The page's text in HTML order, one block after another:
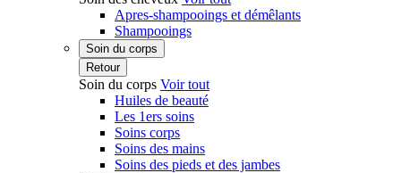
Apres-shampooings et démêlants
Shampooings
Soin du corps
Retour
Soin du corps Voir tout
Huiles de beauté
Les 1ers soins
Soins corps
Soins des mains
Soins des pieds et des jambes